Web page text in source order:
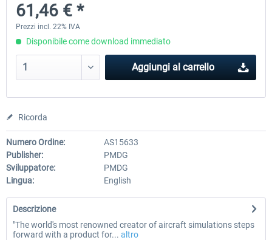
40,96 € *
61,46 € *
Prezzi incl. 22% IVA
Disponibile come download immediato
Aggiungi al carrello
Ricorda
Numero Ordine:
AS15633
Publisher:
PMDG
Sviluppatore:
PMDG
Lingua:
English
Descrizione
"The world's most renowned creator of aircraft simulations steps
forward with a product for... altro